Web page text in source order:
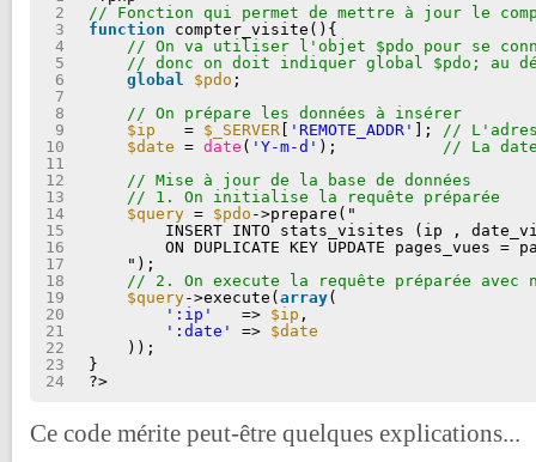
2
3
4
5
6
7
8
9
10
11
12
13
14
15
16
17
18
19
20
21
22
23
24
// Fonction qui permet de mettre à jour le
function
compter_visite(){
// On va utiliser l'objet $pdo pour se
// donc on doit indiquer global $pdo; au
global
$pdo ;
// On prépare les données à insérer
$ip
= $_SERVER 'REMOTE_ADDR' ]; //
$date
= date ( 'Y-m-d' ); // La date
// Mise à jour de la base de données
// 1. On initialise la requête préparée
$query = $pdo ->prepare("
INSERT INTO stats_visites (ip ,
ON DUPLICATE KEY UPDATE pages_vues =
");
// 2. On execute la requête préparée avec
$query->execute(array(
':ip'
=> $ip ,
':date'
=> $date
));
}
?>
Ce code mérite peut-être quelques explications...